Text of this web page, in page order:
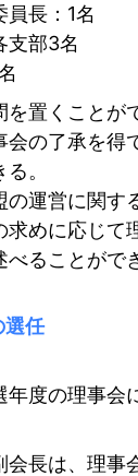
長：1名
部3名
置くことが
会の了承を得
。
の運営に関す
求めに応じて
べることがで
任
年度の理事会
会長は、理事